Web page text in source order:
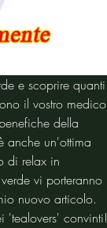
e scoprire quanti
il vostro medico
della
anche un'ottima
di relax in
vi porteranno
nuovo articolo.
'tealovers' convinti!